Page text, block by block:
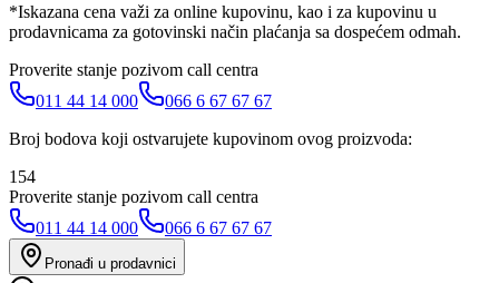
*Iskazana cena važi za online kupovinu, kao i za kupovinu u
prodavnicama za gotovinski način plaćanja sa dospećem odmah.
Proverite stanje pozivom call centra
011 44 14 000
066 6 67 67 67
Broj bodova koji ostvarujete kupovinom ovog proizvoda:
154
Proverite stanje pozivom call centra
011 44 14 000
066 6 67 67 67
Pronađi u prodavnici